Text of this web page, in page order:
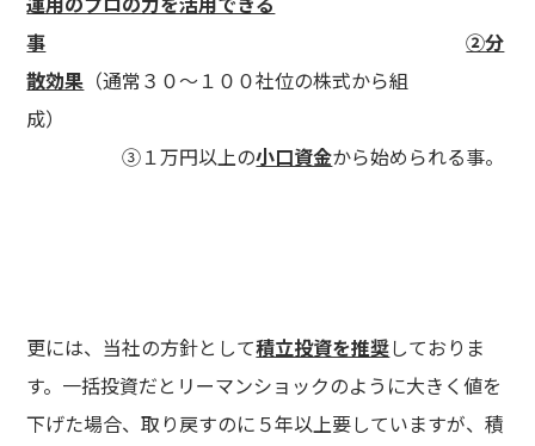
事
②分
散効果 （通常３０～１００社位の株式から組
成）
③１万円以上の小口資金から始められる事。
更には、当社の方針として積立投資を推奨しておりま
す。一括投資だとリーマンショックのように大きく値を
下げた場合、取り戻すのに５年以上要していますが、積